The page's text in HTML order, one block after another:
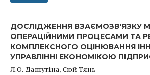
ДОСЛІДЖЕННЯ ВЗАЄМОЗВ'ЯЗКУ
ОПЕРАЦІЙНИМИ ПРОЦЕСАМИ ТА
КОМПЛЕКСНОГО ОЦІНЮВАННЯ
УПРАВЛІННІ ЕКОНОМІКОЮ
Л.О. Дашутіна, Сюй Тянь